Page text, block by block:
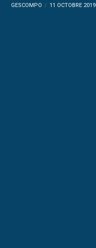
GESCOMPO 11 OCTOBRE 2019